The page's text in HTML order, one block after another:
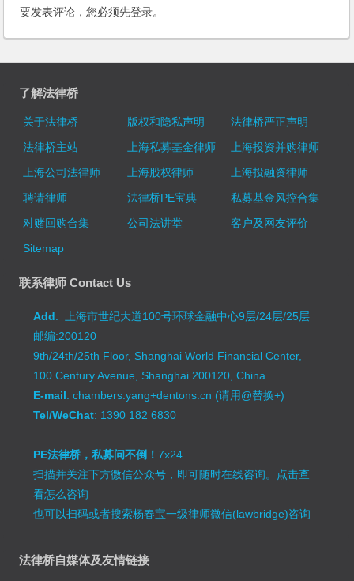
要发表评论，您必须先登录。
了解法律桥
关于法律桥 版权和隐私声明
法律桥严正声明
法律桥主站
上海私募基金律师
上海投资并购律师
上海公司法律师
上海股权律师
上海投融资律师
聘请律师
法律桥PE宝典
私募基金风控合集
对赌回购合集
公司法讲堂
客户及网友评价
Sitemap
联系律师 Contact Us
Add: 上海市世纪大道100号环球金融中心9层/24层/25层
邮编:200120
9th/24th/25th Floor, Shanghai World Financial Center,
100 Century Avenue, Shanghai 200120, China
E-mail: chambers.yang+dentons.cn (请用@替换+)
Tel/WeChat: 1390 182 6830
PE法律桥，私募问不倒！7x24
扫描并关注下方微信公众号，即可随时在线咨询。 点击查
看怎么咨询
也可以扫码或者搜索杨春宝一级律师微信(lawbridge)咨询
法律桥自媒体及友情链接